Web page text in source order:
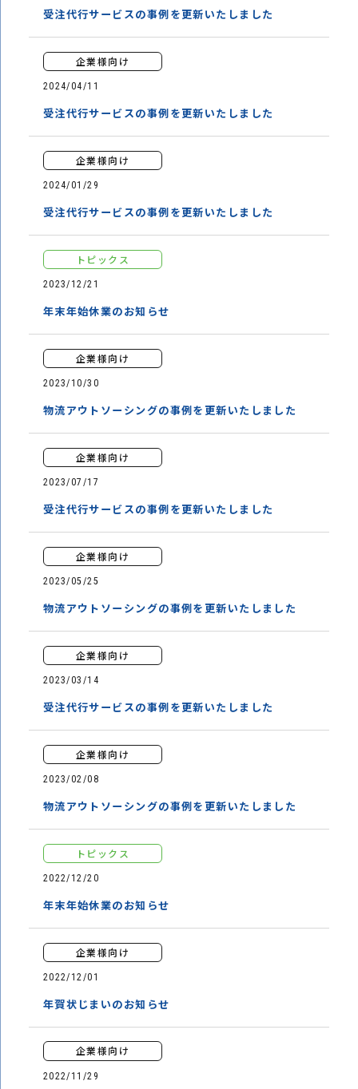
受注代行サービスの事例を更新いたしました
企業様向け
2024/04/11
受注代行サービスの事例を更新いたしました
企業様向け
2024/01/29
受注代行サービスの事例を更新いたしました
トピックス
2023/12/21
年末年始休業のお知らせ
企業様向け
2023/10/30
物流アウトソーシングの事例を更新いたしました
企業様向け
2023/07/17
受注代行サービスの事例を更新いたしました
企業様向け
2023/05/25
物流アウトソーシングの事例を更新いたしました
企業様向け
2023/03/14
受注代行サービスの事例を更新いたしました
企業様向け
2023/02/08
物流アウトソーシングの事例を更新いたしました
トピックス
2022/12/20
年末年始休業のお知らせ
企業様向け
2022/12/01
年賀状じまいのお知らせ
企業様向け
2022/11/29